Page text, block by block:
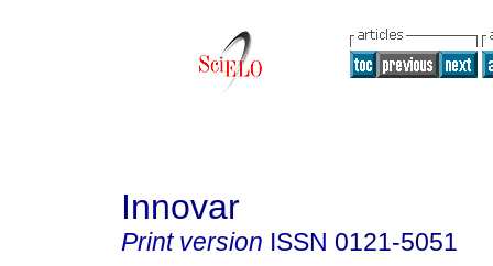
Innovar
Print version ISSN 0121-5051